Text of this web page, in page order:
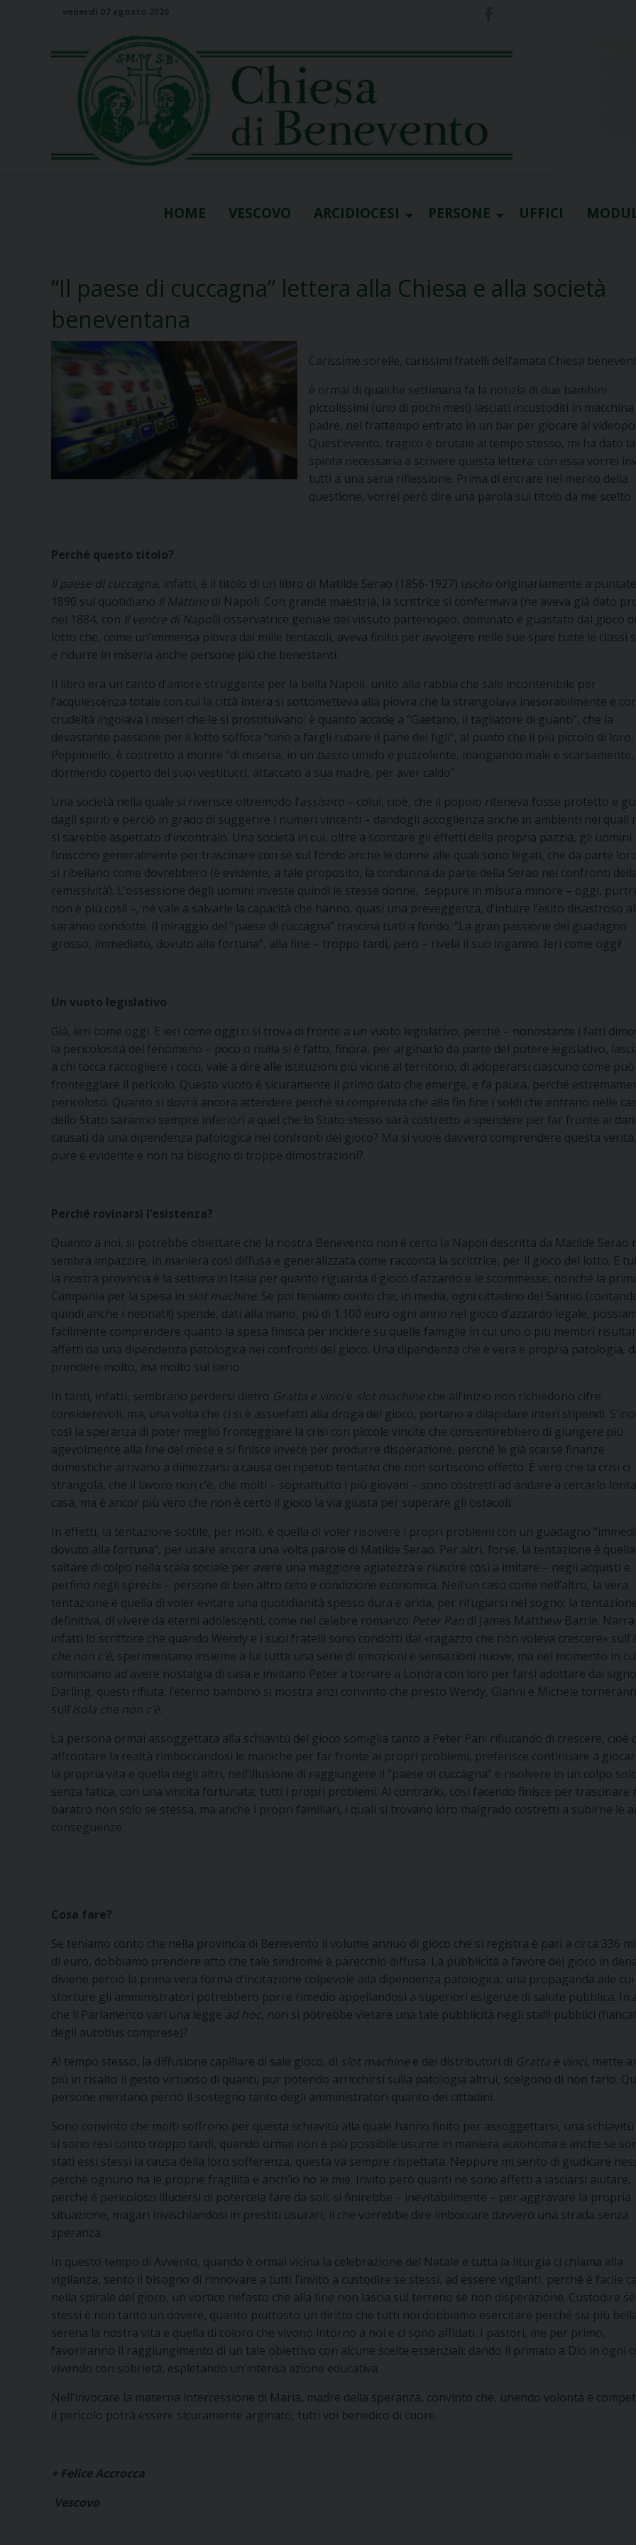
HOME VESCOVO ARCIDIOCESI PERSONE UFFICI
“Il paese di cuccagna” lettera alla Chiesa e alla società
beneventana
Carissime sorelle, carissimi fratelli dell’amata Chiesa
è ormai di qualche settimana fa la notizia di due bambini
piccolissimi (uno di pochi mesi) lasciati incustoditi in macchina
padre, nel frattempo entrato in un bar per giocare al
Quest’evento, tragico e brutale al tempo stesso, mi ha dato la
spinta necessaria a scrivere questa lettera: con essa vorrei
tutti a una seria riflessione. Prima di entrare nel merito della
questione, vorrei però dire una parola sul titolo da me scelto.
Perché questo titolo?
Il paese di cuccagna, infatti, è il titolo di un libro di Matilde Serao (1856-1927) uscito originariamente a
1890 sul quotidiano Il Mattino di Napoli. Con grande maestria, la scrittrice si confermava (ne aveva già dato
nel 1884, con Il ventre di Napoli) osservatrice geniale del vissuto partenopeo, dominato e guastato dal gioco
lotto che, come un’immensa piovra dai mille tentacoli, aveva finito per avvolgere nelle sue spire tutte le classi
e ridurre in miseria anche persone più che benestanti.
Il libro era un canto d’amore struggente per la bella Napoli, unito alla rabbia che sale incontenibile per
l’acquiescenza totale con cui la città intera si sottometteva alla piovra che la strangolava inesorabilmente e
crudeltà ingoiava i miseri che le si prostituivano: è quanto accade a “Gaetano, il tagliatore di guanti”, che la
devastante passione per il lotto soffoca “sino a fargli rubare il pane dei figli”, al punto che il più piccolo di loro,
Peppiniello, è costretto a morire “di miseria, in un basso umido e puzzolente, mangiando male e scarsamente,
dormendo coperto dei suoi vestitucci, attaccato a sua madre, per aver caldo”.
Una società nella quale si riverisce oltremodo l’assistito – colui, cioè, che il popolo riteneva fosse protetto e
dagli spiriti e perciò in grado di suggerire i numeri vincenti – dandogli accoglienza anche in ambienti nei quali
si sarebbe aspettato d’incontralo. Una società in cui, oltre a scontare gli effetti della propria pazzia, gli uomini
finiscono generalmente per trascinare con sé sul fondo anche le donne alle quali sono legati, che da parte
si ribellano come dovrebbero (è evidente, a tale proposito, la condanna da parte della Serao nei confronti
remissività). L’ossessione degli uomini investe quindi le stesse donne, seppure in misura minore – oggi,
non è più così! –, né vale a salvarle la capacità che hanno, quasi una preveggenza, d’intuire l’esito disastroso
saranno condotte. Il miraggio del “paese di cuccagna” trascina tutti a fondo. “La gran passione del guadagno
grosso, immediato, dovuto alla fortuna”, alla fine – troppo tardi, però – rivela il suo inganno. Ieri come oggi!
Un vuoto legislativo
Già, ieri come oggi. E ieri come oggi ci si trova di fronte a un vuoto legislativo, perché – nonostante i fatti
la pericolosità del fenomeno – poco o nulla si è fatto, finora, per arginarlo da parte del potere legislativo,
a chi tocca raccogliere i cocci, vale a dire alle istituzioni più vicine al territorio, di adoperarsi ciascuno come
fronteggiare il pericolo. Questo vuoto è sicuramente il primo dato che emerge, e fa paura, perché
pericoloso. Quanto si dovrà ancora attendere perché si comprenda che alla fin fine i soldi che entrano nelle
dello Stato saranno sempre inferiori a quel che lo Stato stesso sarà costretto a spendere per far fronte ai
causati da una dipendenza patologica nei confronti del gioco? Ma si vuole davvero comprendere questa
pure è evidente e non ha bisogno di troppe dimostrazioni?
Perché rovinarsi l’esistenza?
Quanto a noi, si potrebbe obiettare che la nostra Benevento non è certo la Napoli descritta da Matilde Serao
sembra impazzire, in maniera così diffusa e generalizzata come racconta la scrittrice, per il gioco del lotto. E
la nostra provincia è la settima in Italia per quanto riguarda il gioco d’azzardo e le scommesse, nonché la
Campania per la spesa in slot machine. Se poi teniamo conto che, in media, ogni cittadino del Sannio
quindi anche i neonati!) spende, dati alla mano, più di 1.100 euro ogni anno nel gioco d’azzardo legale,
facilmente comprendere quanto la spesa finisca per incidere su quelle famiglie in cui uno o più membri
affetti da una dipendenza patologica nei confronti del gioco. Una dipendenza che è vera e propria patologia,
prendere molto, ma molto sul serio.
In tanti, infatti, sembrano perdersi dietro Gratta e vincie slot machine che all’inizio non richiedono cifre
considerevoli, ma, una volta che ci si è assuefatti alla droga del gioco, portano a dilapidare interi stipendi.
così la speranza di poter meglio fronteggiare la crisi con piccole vincite che consentirebbero di giungere più
agevolmente alla fine del mese e si finisce invece per produrre disperazione, perché le già scarse finanze
domestiche arrivano a dimezzarsi a causa dei ripetuti tentativi che non sortiscono effetto. È vero che la crisi ci
strangola, che il lavoro non c’è, che molti – soprattutto i più giovani – sono costretti ad andare a cercarlo
casa, ma è ancor più vero che non è certo il gioco la via giusta per superare gli ostacoli.
In effetti, la tentazione sottile, per molti, è quella di voler risolvere i propri problemi con un guadagno
dovuto alla fortuna”, per usare ancora una volta parole di Matilde Serao. Per altri, forse, la tentazione è
saltare di colpo nella scala sociale per avere una maggiore agiatezza e riuscire così a imitare – negli acquisti e
perfino negli sprechi – persone di ben altro ceto e condizione economica. Nell’un caso come nell’altro, la vera
tentazione è quella di voler evitare una quotidianità spesso dura e arida, per rifugiarsi nel sogno; la
definitiva, di vivere da eterni adolescenti, come nel celebre romanzo Peter Pan di James Matthew Barrie. Narra
infatti lo scrittore che quando Wendy e i suoi fratelli sono condotti dal «ragazzo che non voleva crescere» sull’
che non c’è, sperimentano insieme a lui tutta una serie di emozioni e sensazioni nuove, ma nel momento in
cominciano ad avere nostalgia di casa e invitano Peter a tornare a Londra con loro per farsi adottare dai
Darling, questi rifiuta: l’eterno bambino si mostra anzi convinto che presto Wendy, Gianni e Michele
sull’Isola che non c’è.
La persona ormai assoggettata alla schiavitù del gioco somiglia tanto a Peter Pan: rifiutando di crescere, cioè
affrontare la realtà rimboccandosi le maniche per far fronte ai propri problemi, preferisce continuare a
la propria vita e quella degli altri, nell’illusione di raggiungere il “paese di cuccagna” e risolvere in un colpo
senza fatica, con una vincita fortunata, tutti i propri problemi. Al contrario, così facendo finisce per trascinare
baratro non solo se stessa, ma anche i propri familiari, i quali si trovano loro malgrado costretti a subirne le
conseguenze.
Cosa fare?
Se teniamo conto che nella provincia di Benevento il volume annuo di gioco che si registra è pari a circa 336
di euro, dobbiamo prendere atto che tale sindrome è parecchio diffusa. La pubblicità a favore del gioco in
diviene perciò la prima vera forma d’incitazione colpevole alla dipendenza patologica, una propaganda alle cui
storture gli amministratori potrebbero porre rimedio appellandosi a superiori esigenze di salute pubblica. In
che il Parlamento vari una legge ad hoc, non si potrebbe vietare una tale pubblicità negli stalli pubblici
degli autobus comprese)?
Al tempo stesso, la diffusione capillare di sale gioco, di slot machine e dei distributori di Gratta e vinci, mette
più in risalto il gesto virtuoso di quanti, pur potendo arricchirsi sulla patologia altrui, scelgono di non farlo.
persone meritano perciò il sostegno tanto degli amministratori quanto dei cittadini.
Sono convinto che molti soffrono per questa schiavitù alla quale hanno finito per assoggettarsi, una schiavitù
si sono resi conto troppo tardi, quando ormai non è più possibile uscirne in maniera autonoma e anche se
stati essi stessi la causa della loro sofferenza, questa va sempre rispettata. Neppure mi sento di giudicare
perché ognuno ha le proprie fragilità e anch’io ho le mie. Invito però quanti ne sono affetti a lasciarsi aiutare,
perché è pericoloso illudersi di potercela fare da soli: si finirebbe – inevitabilmente – per aggravare la propria
situazione, magari invischiandosi in prestiti usurari, il che vorrebbe dire imboccare davvero una strada senza
speranza.
In questo tempo di Avvento, quando è ormai vicina la celebrazione del Natale e tutta la liturgia ci chiama alla
vigilanza, sento il bisogno di rinnovare a tutti l’invito a custodire se stessi, ad essere vigilanti, perché è facile
nella spirale del gioco, un vortice nefasto che alla fine non lascia sul terreno se non disperazione. Custodire se
stessi è non tanto un dovere, quanto piuttosto un diritto che tutti noi dobbiamo esercitare perché sia più
serena la nostra vita e quella di coloro che vivono intorno a noi e ci sono affidati. I pastori, me per primo,
favoriranno il raggiungimento di un tale obiettivo con alcune scelte essenziali: dando il primato a Dio in ogni
vivendo con sobrietà, espletando un’intensa azione educativa.
Nell’invocare la materna intercessione di Maria, madre della speranza, convinto che, unendo volontà e
il pericolo potrà essere sicuramente arginato, tutti voi benedico di cuore.
+ Felice Accrocca
Vescovo